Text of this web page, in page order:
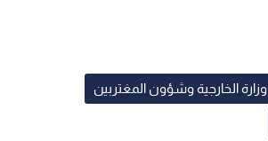
وزارة الخارجية وشؤون المغتربين